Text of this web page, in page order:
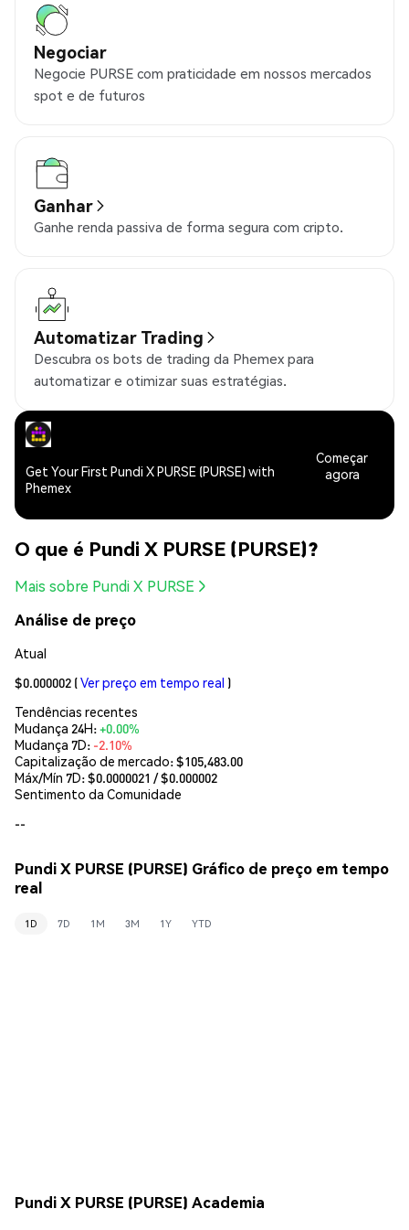
Negociar
Negocie PURSE com praticidade em nossos mercados
spot e de futuros
Ganhar
Ganhe renda passiva de forma segura com cripto.
Automatizar Trading
Descubra os bots de trading da Phemex para
automatizar e otimizar suas estratégias.
Get Your First Pundi X PURSE (PURSE) with
Phemex
Começar
agora
O que é Pundi X PURSE (PURSE)?
Mais sobre Pundi X PURSE
Análise de preço
Atual
$0.000002 (Ver preço em tempo real )
Tendências recentes
Mudança 24H:+0.00%
Mudança 7D: -2.10%
Capitalização de mercado:$105,483.00
Máx/Mín 7D: $0.0000021 / $0.000002
Sentimento da Comunidade
--
Pundi X PURSE (PURSE) Gráfico de preço em tempo
real
1D 7D 1M 3M 1Y YTD
Pundi X PURSE (PURSE) Academia